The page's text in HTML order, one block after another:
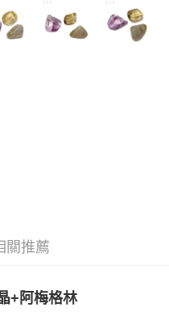
關推薦
+阿梅格林